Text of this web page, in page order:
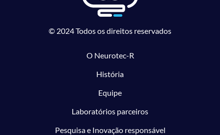
© 2024 Todos os direitos reservados
O Neurotec-R
História
Equipe
Laboratórios parceiros
Pesquisa e Inovação responsável